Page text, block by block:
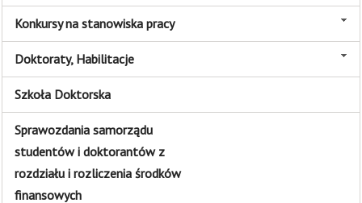
Konkursy na stanowiska pracy
Doktoraty, Habilitacje
Szkoła Doktorska
Sprawozdania samorządu
studentów i doktorantów z
rozdziału i rozliczenia środków
finansowych